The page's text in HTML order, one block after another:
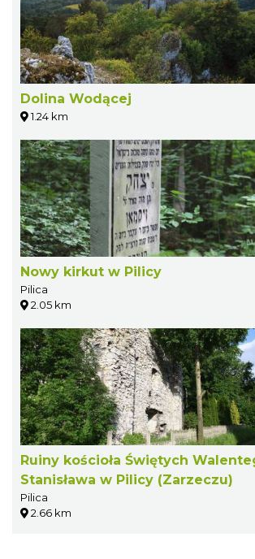
Dolina Wodącej
1.24 km
Nowy kirkut w Pilicy
Pilica
2.05 km
Ruiny kościoła Świętych
Stanisława w Pilicy (Zarzeczu)
Pilica
2.66 km